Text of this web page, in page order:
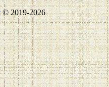
© 2019-2026